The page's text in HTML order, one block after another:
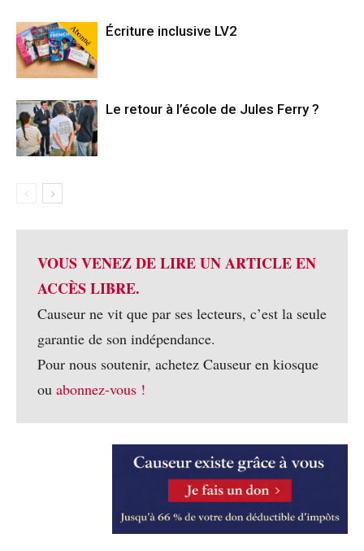
Abonné Écriture inclusive LV2
Le retour à l’école de Jules Ferry ?
VOUS VENEZ DE LIRE UN ARTICLE EN
ACCÈS LIBRE.
Causeur ne vit que par ses lecteurs, c’est la seule
garantie de son indépendance.
Pour nous soutenir, achetez Causeur en kiosque
ou abonnez-vous !